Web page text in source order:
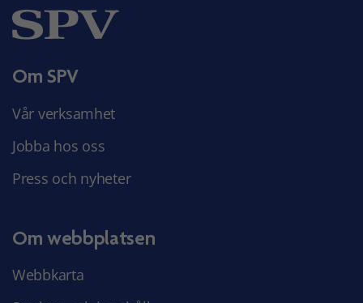
Om SPV
Vår verksamhet
Jobba hos oss
Press och nyheter
Om webbplatsen
Webbkarta